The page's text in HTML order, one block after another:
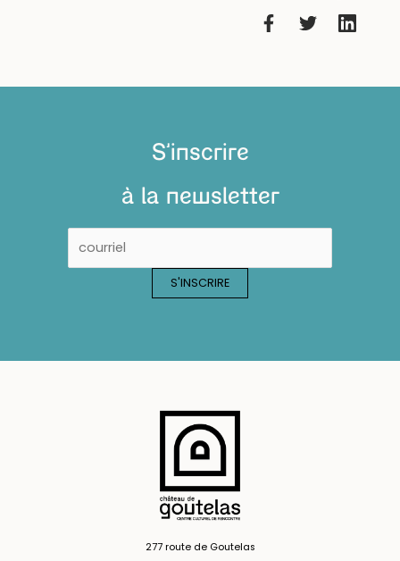
S'inscrire
à la newsletter
277 route de Goutelas